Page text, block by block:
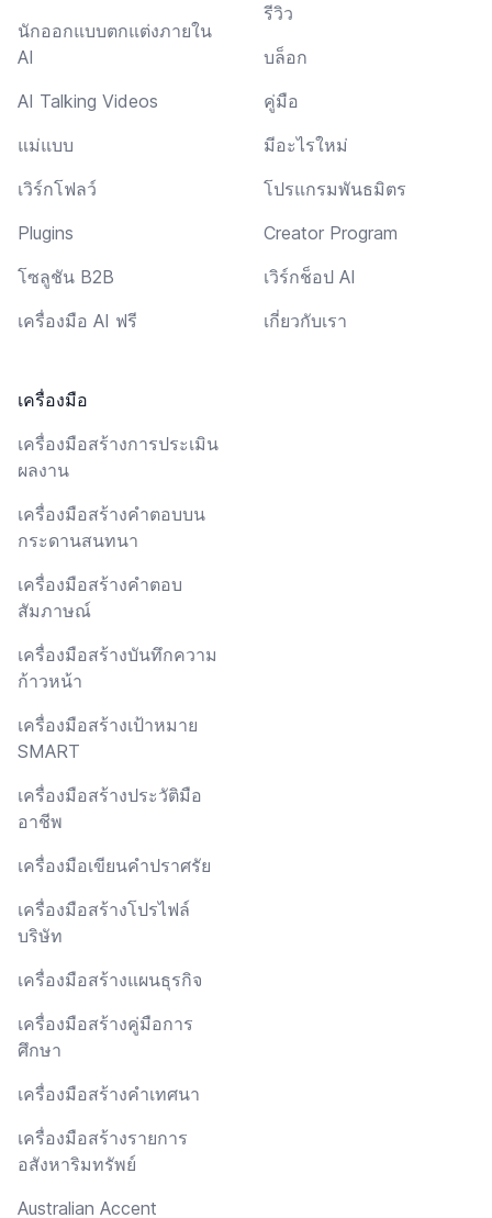
นักออกแบบตกแต่งภายใน
AI
AI Talking Videos
แม่แบบ
เวิร์กโฟลว์
Plugins
โซลูชัน B2B
เครื่องมือ AI ฟรี
เครื่องมือ
เครื่องมือสร้างการประเมิน
ผลงาน
เครื่องมือสร้างคำตอบบน
กระดานสนทนา
เครื่องมือสร้างคำตอบ
สัมภาษณ์
เครื่องมือสร้างบันทึกความ
ก้าวหน้า
เครื่องมือสร้างเป้าหมาย
SMART
เครื่องมือสร้างประวัติมือ
อาชีพ
เครื่องมือเขียนคำปราศรัย
เครื่องมือสร้างโปรไฟล์
บริษัท
เครื่องมือสร้างแผนธุรกิจ
เครื่องมือสร้างคู่มือการ
ศึกษา
เครื่องมือสร้างคำเทศนา
เครื่องมือสร้างรายการ
อสังหาริมทรัพย์
Australian Accent
รีวิว
บล็อก
คู่มือ
มีอะไรใหม่
โปรแกรมพันธมิตร
Creator Program
เวิร์กช็อป AI
เกี่ยวกับเรา